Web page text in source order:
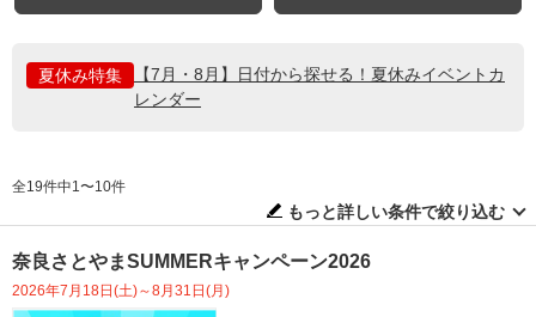
夏休み特集
【7月・8月】日付から探せる！夏休みイベントカ
レンダー
全19件中1〜10件
もっと詳しい条件で絞り込む
奈良さとやまSUMMERキャンペーン2026
2026年7月18日(土)～8月31日(月)